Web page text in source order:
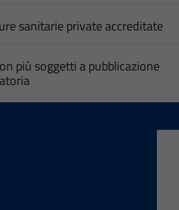
sanitarie private accreditate
più soggetti a pubblicazione